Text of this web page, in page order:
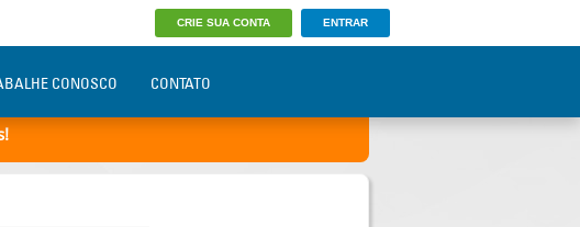
CRIE SUA CONTA ENTRAR
CONOSCO CONTATO